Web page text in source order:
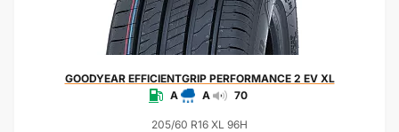
GOODYEAREFFICIENTGRIP PERFORMANCE 2 EV XL
A
A 70
205/60 R16 XL 96H